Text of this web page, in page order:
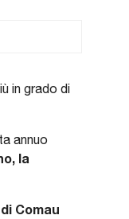
in grado di
annuo
la
Comau